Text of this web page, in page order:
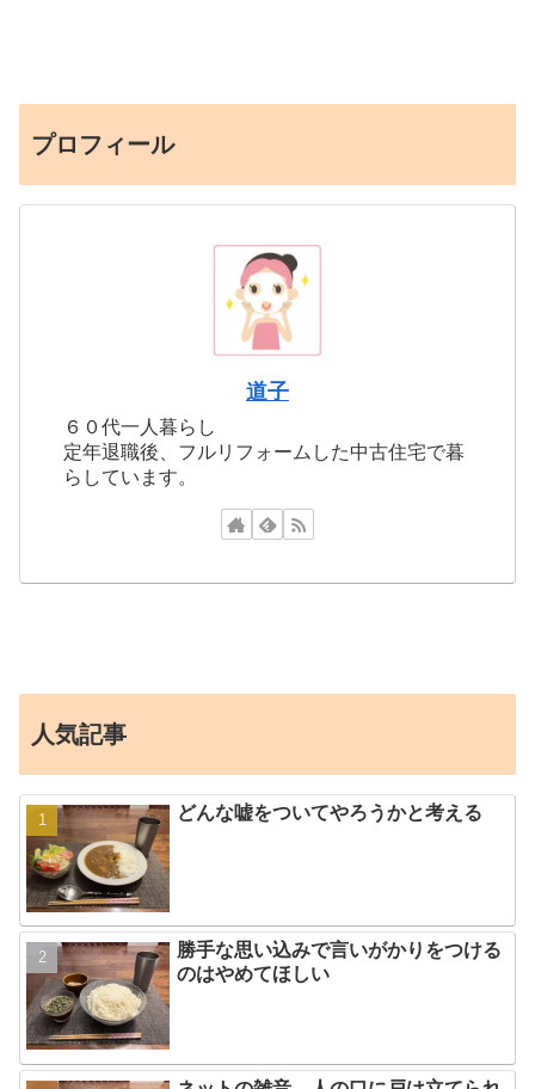
プロフィール
道子
６０代一人暮らし
定年退職後、フルリフォームした中古住宅で暮
らしています。
人気記事
どんな嘘をついてやろうかと考える
勝手な思い込みで言いがかりをつける
のはやめてほしい